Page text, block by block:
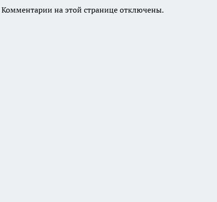
Комментарии на этой странице отключены.